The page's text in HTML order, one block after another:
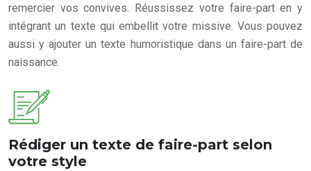
remercier vos convives. Réussissez votre faire-part en y
intégrant un texte qui embellit votre missive. Vous pouvez
aussi y ajouter un texte humoristique dans un faire-part de
naissance.
Rédiger un texte de faire-part selon
votre style